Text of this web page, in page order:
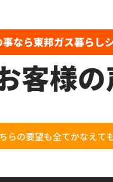
事なら東邦ガス暮らし
客様の
らの要望も全てかなえて